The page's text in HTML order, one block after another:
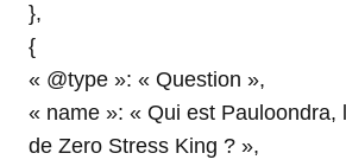
},
{
« @type »: « Question »,
« name »: « Qui est Pauloondra,
de Zero Stress King ? »,